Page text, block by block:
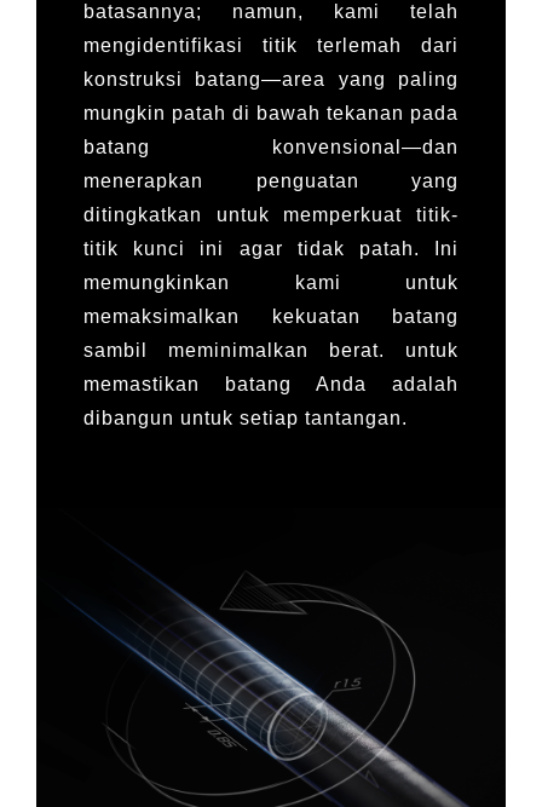
batasannya; namun, kami telah
mengidentifikasi titik terlemah dari
konstruksi batang—area yang paling
mungkin patah di bawah tekanan pada
batang konvensional—dan
menerapkan penguatan yang
ditingkatkan untuk memperkuat titik-
titik kunci ini agar tidak patah. Ini
memungkinkan kami untuk
memaksimalkan kekuatan batang
sambil meminimalkan berat.
untuk
memastikan batang Anda adalah
dibangun untuk setiap tantangan.